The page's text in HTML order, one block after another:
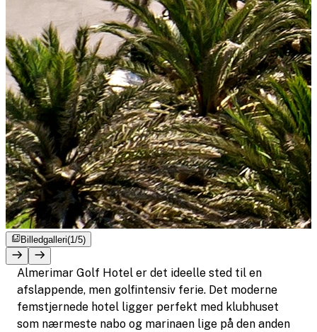
Billedgalleri(1/5)
Almerimar Golf Hotel er det ideelle sted til en
afslappende, men golfintensiv ferie. Det moderne
femstjernede hotel ligger perfekt med klubhuset
som nærmeste nabo og marinaen lige på den anden